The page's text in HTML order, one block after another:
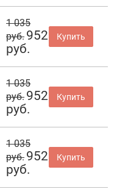
1 035
руб. 952
руб.
Купить
1 035
руб. 952
руб.
Купить
1 035
руб. 952
руб.
Купить